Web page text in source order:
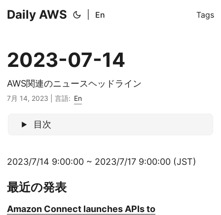
Daily AWS En Tags
2023-07-14
AWS関連のニュースヘッドライン
7月 14, 2023 言語: En
目次
2023/7/14 9:00:00 ~ 2023/7/17 9:00:00 (JST)
最近の発表
Amazon Connect launches APIs to